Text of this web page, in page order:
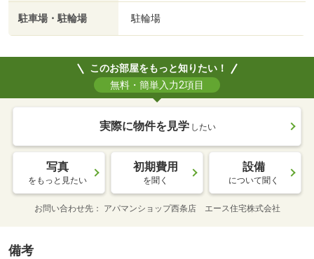
駐車場・駐輪場 駐輪場
このお部屋をもっと知りたい！
無料・簡単入力2項目
実際に物件を見学 したい
写真
をもっと見たい
初期費用
を聞く
設備
について聞く
お問い合わせ先 アパマンショップ西条店 エース住宅株式会社
備考